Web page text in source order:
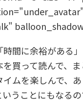
時間に余裕がある
買って読んで、
イムを楽しんで、
いうことにもなる